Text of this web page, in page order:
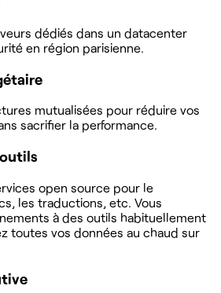
dédiés dans un datacenter
en région parisienne.
mutualisées pour réduire vos
sacrifier la performance.
open source pour le
les traductions, etc. Vous
à des outils habituellement
toutes vos données au chaud sur